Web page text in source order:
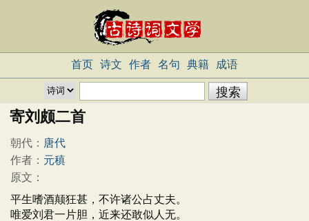
首页 诗文 作者 名句 典籍 成语
寄刘颇二首
朝代： 唐代
作者： 元稹
原文：
平生嗜酒颠狂甚，不许诸公占丈夫。
唯爱刘君一片胆，近来还敢似人无。